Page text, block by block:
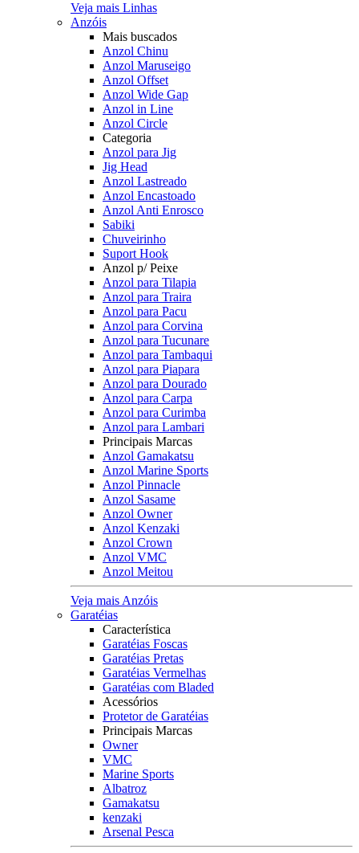
Veja mais Linhas
Anzóis
Mais buscados
Anzol Chinu
Anzol Maruseigo
Anzol Offset
Anzol Wide Gap
Anzol in Line
Anzol Circle
Categoria
Anzol para Jig
Jig Head
Anzol Lastreado
Anzol Encastoado
Anzol Anti Enrosco
Sabiki
Chuveirinho
Suport Hook
Anzol p/ Peixe
Anzol para Tilapia
Anzol para Traira
Anzol para Pacu
Anzol para Corvina
Anzol para Tucunare
Anzol para Tambaqui
Anzol para Piapara
Anzol para Dourado
Anzol para Carpa
Anzol para Curimba
Anzol para Lambari
Principais Marcas
Anzol Gamakatsu
Anzol Marine Sports
Anzol Pinnacle
Anzol Sasame
Anzol Owner
Anzol Kenzaki
Anzol Crown
Anzol VMC
Anzol Meitou
Veja mais Anzóis
Garatéias
Característica
Garatéias Foscas
Garatéias Pretas
Garatéias Vermelhas
Garatéias com Bladed
Acessórios
Protetor de Garatéias
Principais Marcas
Owner
VMC
Marine Sports
Albatroz
Gamakatsu
kenzaki
Arsenal Pesca